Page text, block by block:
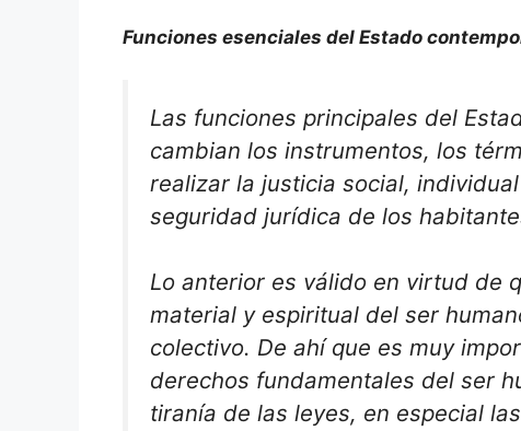
Funciones esenciales del Estado
Las funciones principales del
cambian los instrumentos, los
realizar la justicia social,
seguridad jurídica de los
Lo anterior es válido en virtud de
material y espiritual del ser
colectivo. De ahí que es muy
derechos fundamentales del ser
tiranía de las leyes, en especial